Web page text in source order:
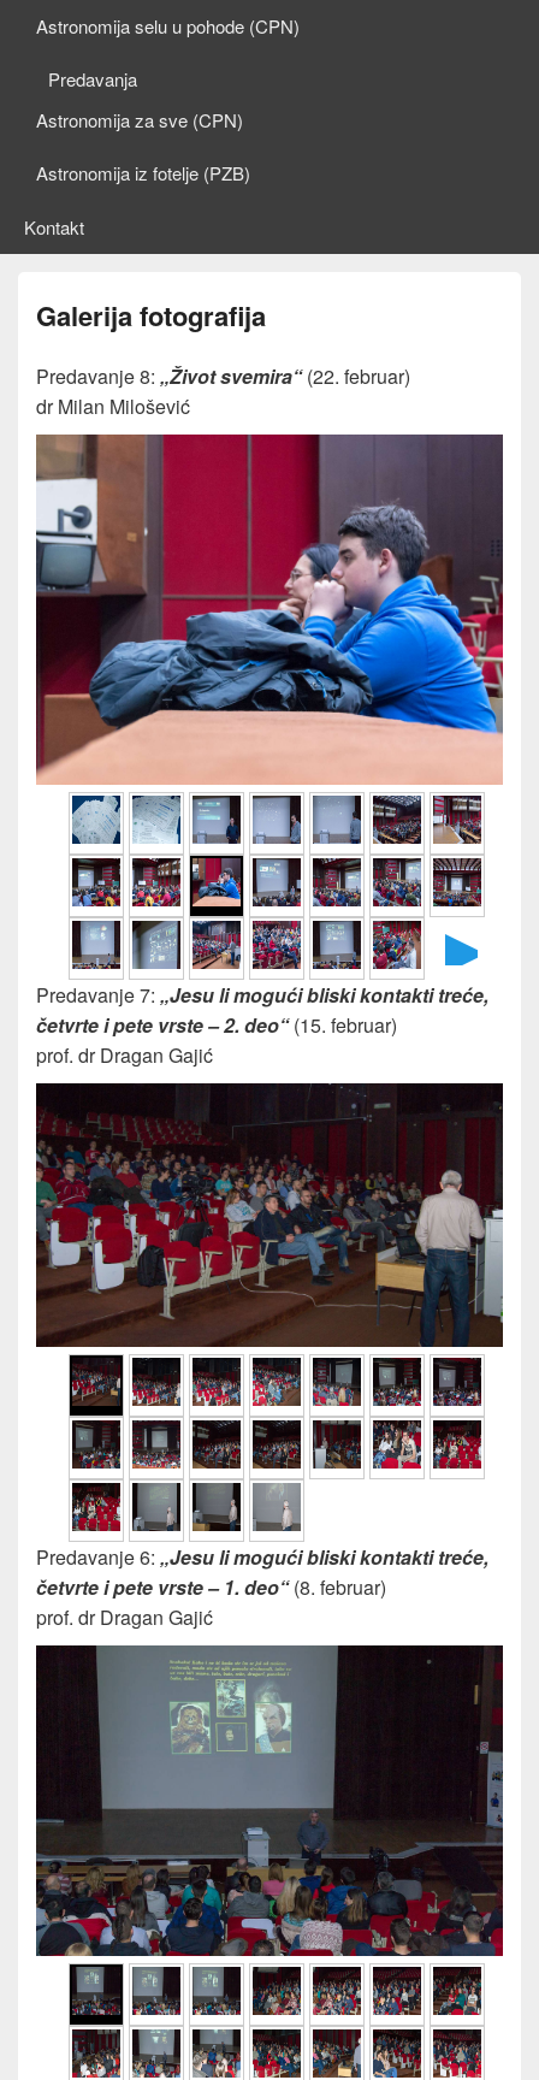
Astronomija selu u pohode (CPN)
Predavanja
Astronomija za sve (CPN)
Astronomija iz fotelje (PZB)
Kontakt
Galerija fotografija
Predavanje 8: „Život svemira“(22. februar)
dr Milan Milošević
►
Predavanje 7: „Jesu li mogući bliski kontakti treće,
četvrte i pete vrste – 2. deo“(15. februar)
prof. dr Dragan Gajić
Predavanje 6: „Jesu li mogući bliski kontakti treće,
četvrte i pete vrste – 1. deo“(8. februar)
prof. dr Dragan Gajić